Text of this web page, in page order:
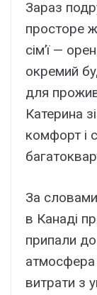
Зараз
просторе
сім’ї —
окремий
для
Катерина
комфорт і
За
в Канаді
припали
атмосфера
витрати з